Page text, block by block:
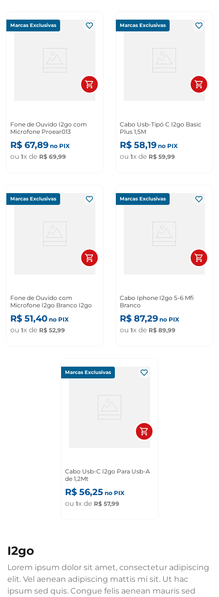
Marcas Exclusivas
Fone de Ouvido I2go com
Microfone Proear013
R$ 67,89 no PIX
ou 1x de R$ 69,99
Marcas Exclusivas
Cabo Usb-Tipó C I2go Basic
Plus 1,5M
R$ 58,19 no PIX
ou 1x de R$ 59,99
Marcas Exclusivas
Fone de Ouvido com
Microfone I2go Branco I2go
R$ 51,40 no PIX
ou 1x de R$ 52,99
Marcas Exclusivas
Cabo Iphone I2go 5-6 Mfi
Branco
R$ 87,29 no PIX
ou 1x de R$ 89,99
Marcas Exclusivas
Cabo Usb-C I2go Para Usb-A
de 1,2Mt
R$ 56,25 no PIX
ou 1x de R$ 57,99
i2go
Lorem ipsum dolor sit amet, consectetur adipiscing
elit. Vel aenean adipiscing mattis mi sit. Ut hac
ipsum sed quis. Congue felis aenean mauris sed